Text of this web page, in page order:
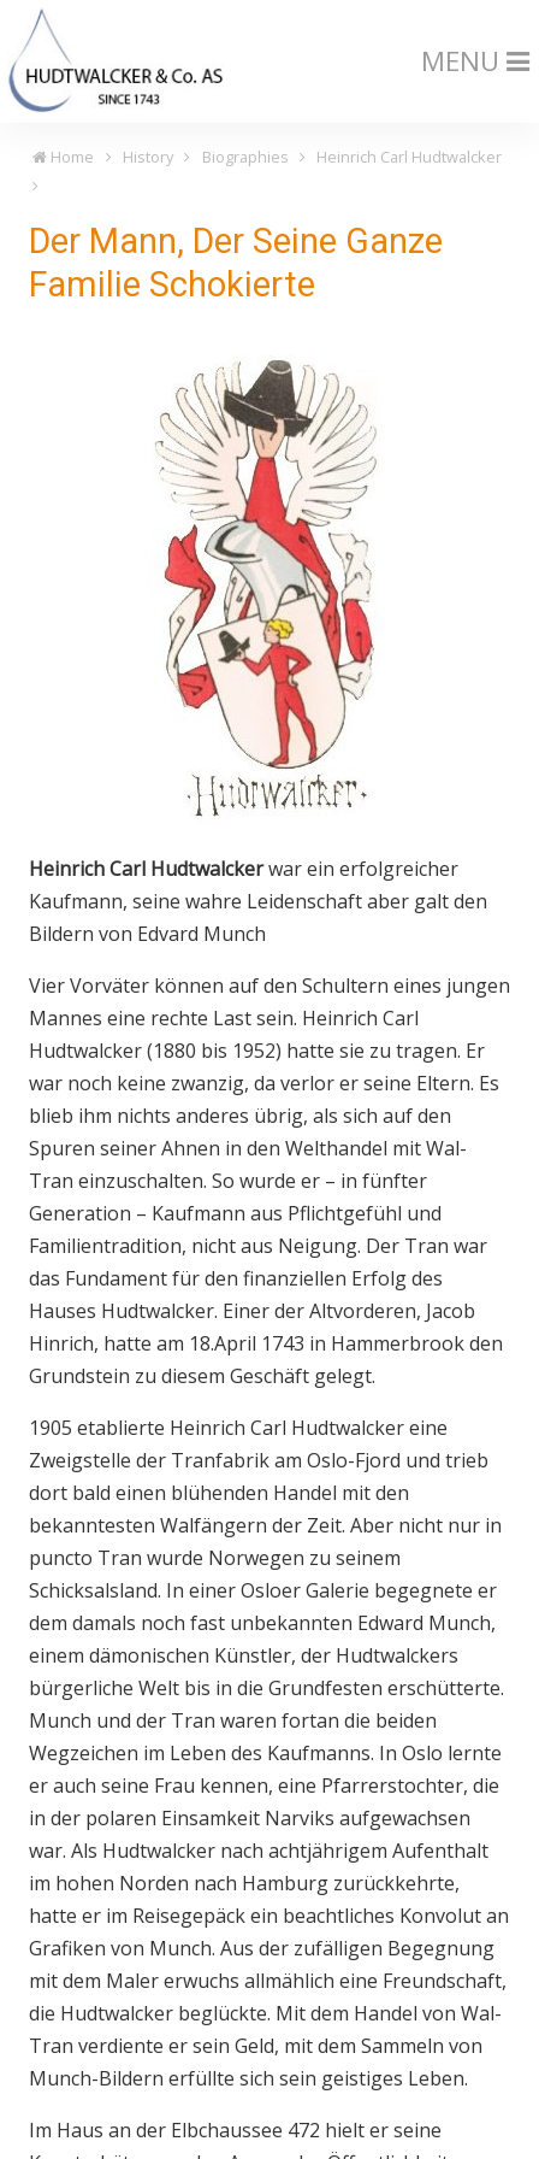
MENU
Home History Biographies Heinrich Carl Hudtwalcker
Der Mann, Der Seine Ganze
Familie Schokierte
Heinrich Carl Hudtwalckerwar ein erfolgreicher
Kaufmann, seine wahre Leidenschaft aber galt den
Bildern von Edvard Munch
Vier Vorväter können auf den Schultern eines jungen
Mannes eine rechte Last sein. Heinrich Carl
Hudtwalcker (1880 bis 1952) hatte sie zu tragen. Er
war noch keine zwanzig, da verlor er seine Eltern. Es
blieb ihm nichts anderes übrig, als sich auf den
Spuren seiner Ahnen in den Welthandel mit Wal-
Tran einzuschalten. So wurde er – in fünfter
Generation – Kaufmann aus Pflichtgefühl und
Familientradition, nicht aus Neigung. Der Tran war
das Fundament für den finanziellen Erfolg des
Hauses Hudtwalcker. Einer der Altvorderen, Jacob
Hinrich, hatte am 18.April 1743 in Hammerbrook den
Grundstein zu diesem Geschäft gelegt.
1905 etablierte Heinrich Carl Hudtwalcker eine
Zweigstelle der Tranfabrik am Oslo-Fjord und trieb
dort bald einen blühenden Handel mit den
bekanntesten Walfängern der Zeit. Aber nicht nur in
puncto Tran wurde Norwegen zu seinem
Schicksalsland. In einer Osloer Galerie begegnete er
dem damals noch fast unbekannten Edward Munch,
einem dämonischen Künstler, der Hudtwalckers
bürgerliche Welt bis in die Grundfesten erschütterte.
Munch und der Tran waren fortan die beiden
Wegzeichen im Leben des Kaufmanns. In Oslo lernte
er auch seine Frau kennen, eine Pfarrerstochter, die
in der polaren Einsamkeit Narviks aufgewachsen
war. Als Hudtwalcker nach achtjährigem Aufenthalt
im hohen Norden nach Hamburg zurückkehrte,
hatte er im Reisegepäck ein beachtliches Konvolut an
Grafiken von Munch. Aus der zufälligen Begegnung
mit dem Maler erwuchs allmählich eine Freundschaft,
die Hudtwalcker beglückte. Mit dem Handel von Wal-
Tran verdiente er sein Geld, mit dem Sammeln von
Munch-Bildern erfüllte sich sein geistiges Leben.
Im Haus an der Elbchaussee 472 hielt er seine